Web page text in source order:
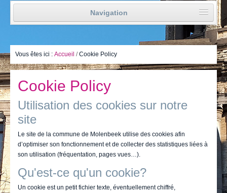
Navigation
Vie politique
Publications
Actualités
Actualités
Vous êtes ici : Accueil /Cookie Policy
Cookie Policy
Utilisation des cookies sur notre
site
Le site de la commune de Molenbeek utilise des cookies afin
d’optimiser son fonctionnement et de collecter des statistiques liées à
son utilisation (fréquentation, pages vues…).
Qu'est-ce qu'un cookie?
Un cookie est un petit fichier texte, éventuellement chiffré,